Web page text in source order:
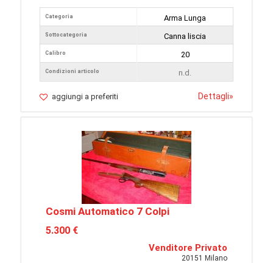
Categoria
Sottocategoria
Calibro
Condizioni articolo
Arma Lunga
Canna liscia
20
n.d.
aggiungi a preferiti Dettagli»
Cosmi Automatico 7 Colpi
5.300 €
Venditore Privato
20151 Milano